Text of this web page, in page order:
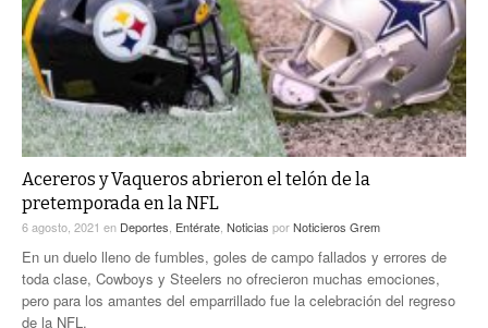
Acereros y Vaqueros abrieron el telón de la
pretemporada en la NFL
6 agosto, 2021 en Deportes Entérate Noticias porNoticieros Grem
En un duelo lleno de fumbles, goles de campo fallados y errores de
toda clase, Cowboys y Steelers no ofrecieron muchas emociones,
pero para los amantes del emparrillado fue la celebración del regreso
de la NFL.